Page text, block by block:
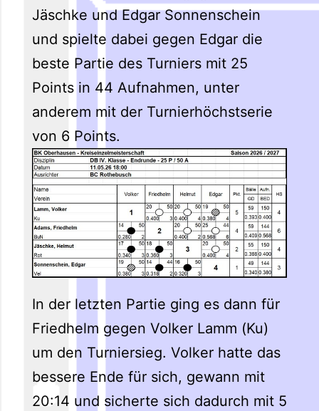
Jäschke und Edgar Sonnenschein
und spielte dabei gegen Edgar die
beste Partie des Turniers mit 25
Points in 44 Aufnahmen, unter
anderem mit der Turnierhöchstserie
von 6 Points.
In der letzten Partie ging es dann für
Friedhelm gegen Volker Lamm (Ku)
um den Turniersieg. Volker hatte das
bessere Ende für sich, gewann mit
20:14 und sicherte sich dadurch mit 5